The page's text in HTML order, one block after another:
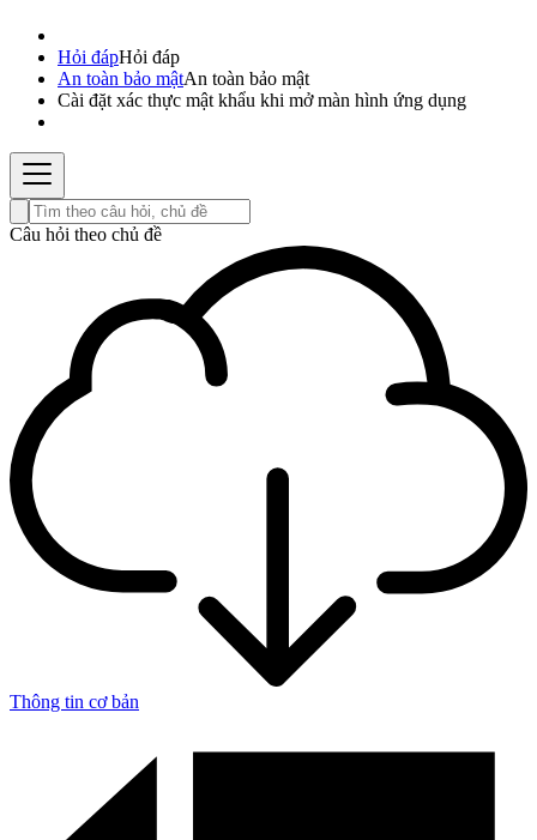
Hỏi đápHỏi đáp
An toàn bảo mậtAn toàn bảo mật
Cài đặt xác thực mật khẩu khi mở màn hình ứng dụng
Câu hỏi theo chủ đề
Thông tin cơ bản